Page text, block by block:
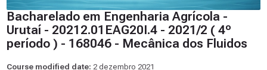
Bacharelado em Engenharia Agrícola -
Urutaí - 20212.01EAG20I.4 - 2021/2 ( 4º
período ) - 168046 - Mecânica dos Fluidos
Course modified date: 2 dezembro 2021